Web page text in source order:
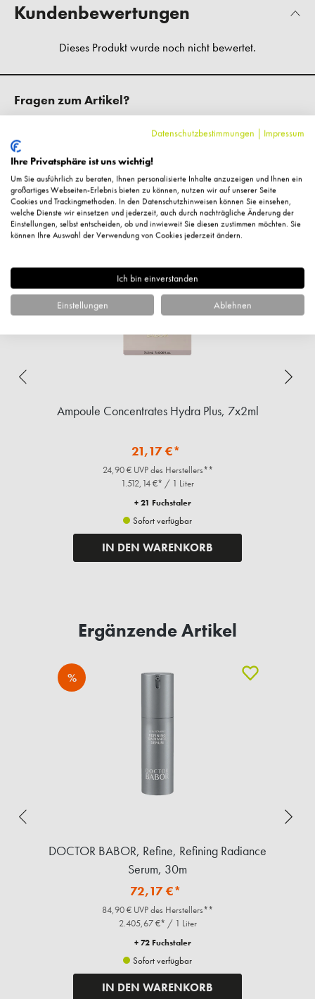
Kundenbewertungen
Fragen zum Artikel?
Ähnliche Artikel
%
Ampoule Concentrates Hydra Plus, 7x2ml
21,17 €*
24,90 € UVP des Herstellers**
1.512,14 €* / 1 Liter
+ 21 Fuchstaler
Sofort verfügbar
IN DEN WARENKORB
Ergänzende Artikel
%
DOCTOR BABOR, Refine, Refining Radiance
Serum, 30m
72,17 €*
84,90 € UVP des Herstellers**
2.405,67 €* / 1 Liter
+ 72 Fuchstaler
Sofort verfügbar
IN DEN WARENKORB
Datenschutzbestimmungen | Impressum
Ihre Privatsphäre ist uns wichtig!
Um Sie ausführlich zu beraten, Ihnen personalisierte Inhalte anzuzeigen und Ihnen ein
großartiges Webseiten-Erlebnis bieten zu können, nutzen wir auf unserer Seite
Cookies und Trackingmethoden. In den Datenschutzhinweisen können Sie einsehen,
welche Dienste wir einsetzen und jederzeit, auch durch nachträgliche Änderung der
Einstellungen, selbst entscheiden, ob und inwieweit Sie diesen zustimmen möchten. Sie
können Ihre Auswahl der Verwendung von Cookies jederzeit ändern.
Ich bin einverstanden
Einstellungen Ablehnen